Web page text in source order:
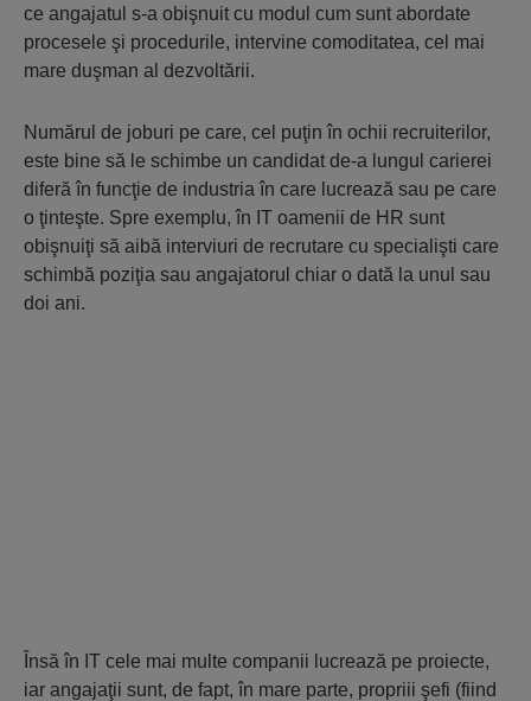
ce angajatul s-a obişnuit cu modul cum sunt abordate
procesele şi procedurile, intervine comoditatea, cel mai
mare duşman al dezvoltării.
Numărul de joburi pe care, cel puţin în ochii recruiterilor,
este bine să le schimbe un candidat de-a lungul carierei
diferă în funcţie de industria în care lucrează sau pe care
o ţinteşte. Spre exemplu, în IT oamenii de HR sunt
obişnuiţi să aibă interviuri de recrutare cu specialişti care
schimbă poziţia sau angajatorul chiar o dată la unul sau
doi ani.
Însă în IT cele mai multe companii lucrează pe proiecte,
iar angajaţii sunt, de fapt, în mare parte, propriii şefi (fiind